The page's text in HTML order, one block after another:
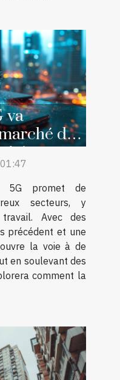
va
du
et
5G promet de
secteurs, y
Avec des
précédent et une
la voie à de
en soulevant des
comment la